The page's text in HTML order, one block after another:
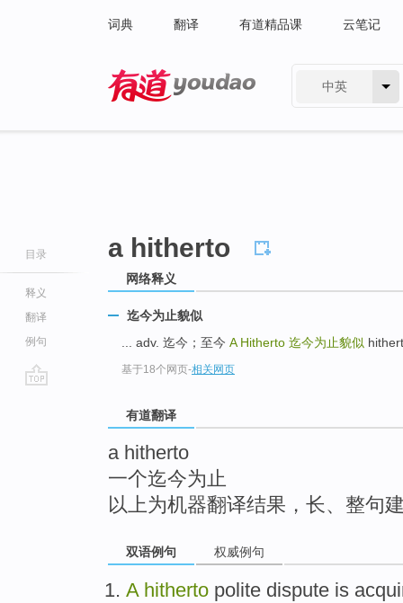
词典 翻译 有道精品课 云笔记
中英
目录
释义
翻译
例句
a hitherto
网络释义
迄今为止貌似
... adv. 迄今；至今 A Hitherto 迄今为止貌似
基于18个网页-相关网页
有道翻译
a hitherto
一个迄今为止
以上为机器翻译结果，长、整句
双语例句 权威例句
A hitherto polite dispute is